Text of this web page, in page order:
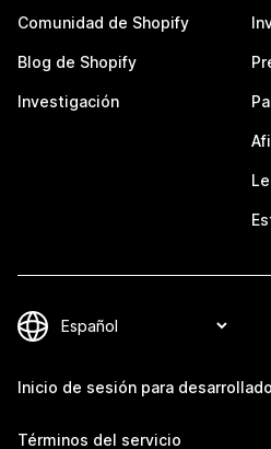
Comunidad de Shopify
Blog de Shopify
Investigación
Inicio de sesión para
Términos del servicio